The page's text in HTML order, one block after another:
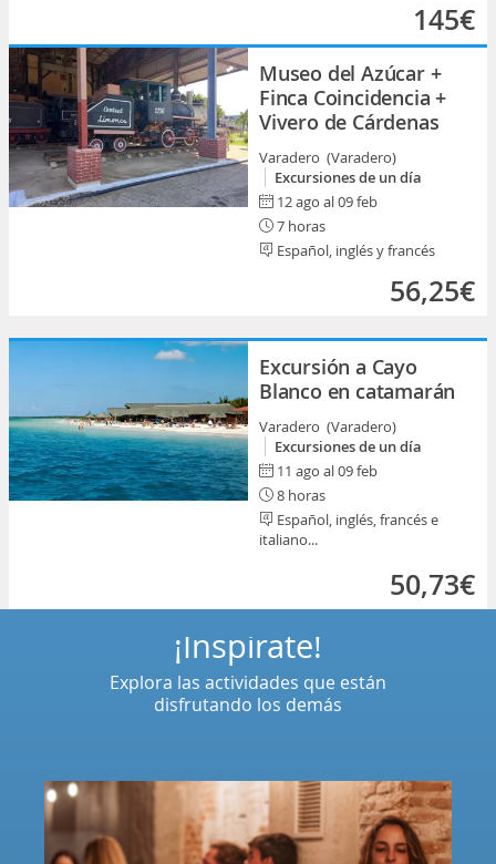
145€
Museo del Azúcar +
Finca Coincidencia +
Vivero de Cárdenas
Varadero (Varadero)
Excursiones de un día
12 ago al 09 feb
7 horas
Español, inglés y francés
56,25€
Excursión a Cayo
Blanco en catamarán
Varadero (Varadero)
Excursiones de un día
11 ago al 09 feb
8 horas
Español, inglés, francés e
italiano...
50,73€
¡Inspírate!
Explora las actividades que están
disfrutando los demás